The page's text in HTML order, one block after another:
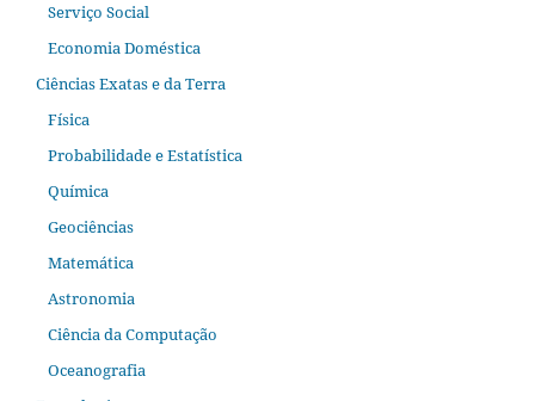
Serviço Social
Economia Doméstica
Ciências Exatas e da Terra
Física
Probabilidade e Estatística
Química
Geociências
Matemática
Astronomia
Ciência da Computação
Oceanografia